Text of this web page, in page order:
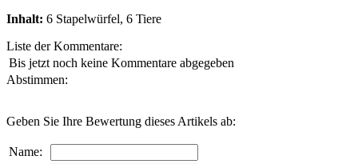
Inhalt: 6 Stapelwürfel, 6 Tiere
Liste der Kommentare:
Bis jetzt noch keine Kommentare abgegeben
Abstimmen:
Geben Sie Ihre Bewertung dieses Artikels ab:
Name: